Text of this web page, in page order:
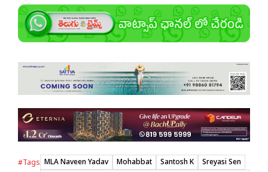
#Tags MLA Naveen Yadav Mohabbat Santosh K
Sreyasi Sen